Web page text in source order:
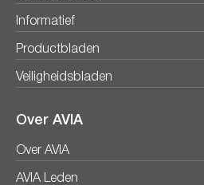
Informatief
Productbladen
Veiligheidsbladen
Over AVIA
Over AVIA
AVIA Leden